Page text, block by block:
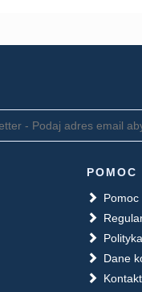
POMOC
Pomoc
Dane
Kontakt